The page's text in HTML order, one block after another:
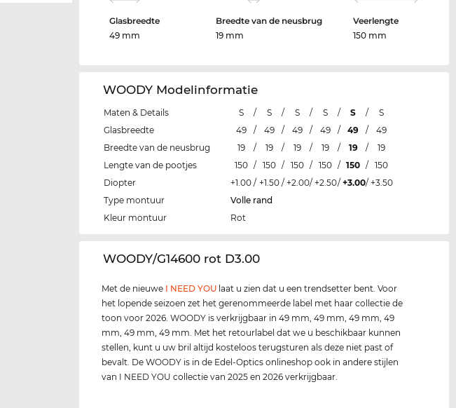
Glasbreedte
49 mm
Breedte van de neusbrug
19 mm
Veerlengte
150 mm
WOODY Modelinformatie
Maten & Details S / S / S / S / S /
S
Glasbreedte
49 / 49 / 49 / 49 / 49 /
49
Breedte van de neusbrug
19 / 19 / 19 / 19 / 19 /
19
Lengte van de pootjes
150 / 150 / 150 / 150 / 150 / 150
Diopter
+1.00 / +1.50 / +2.00/ +2.50/ +3.00/ +3.50
Type montuur
Volle rand
Kleur montuur
Rot
‌WOODY/G14600 rot D3.00
Met de nieuwe I NEED YOU laat u zien dat u een trendsetter bent. Voor
het lopende seizoen zet het gerenommeerde label met haar collectie de
toon voor 2026. WOODY is verkrijgbaar in 49 mm, 49 mm, 49 mm, 49
mm, 49 mm, 49 mm. Met het retourlabel dat we u beschikbaar kunnen
stellen, kunt u uw bril altijd kosteloos terugsturen als deze niet past of
bevalt. De WOODY is in de Edel-Optics onlineshop ook in andere stijlen
van I NEED YOU collectie van 2025 en 2026 verkrijgbaar.